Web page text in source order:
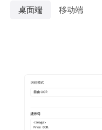
桌面端 移动端